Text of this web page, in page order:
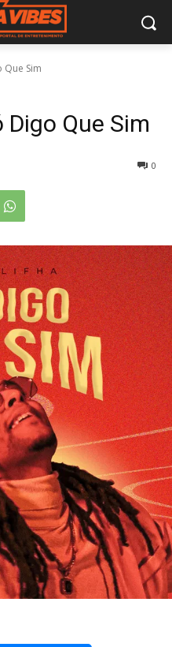
Que Sim
Que Sim
0